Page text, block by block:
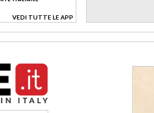
VEDI TUTTE LE APP
>